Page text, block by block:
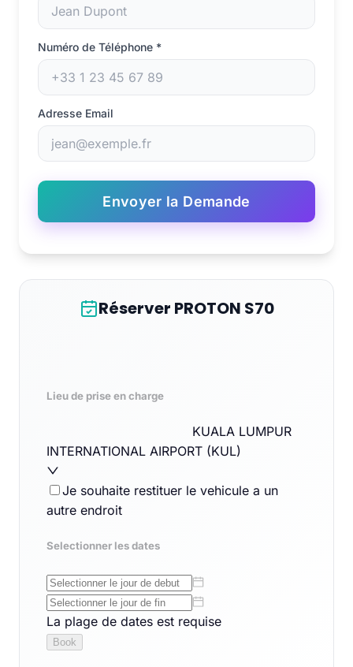
Numéro de Téléphone *
Adresse Email
Envoyer la Demande
Réserver PROTON S70